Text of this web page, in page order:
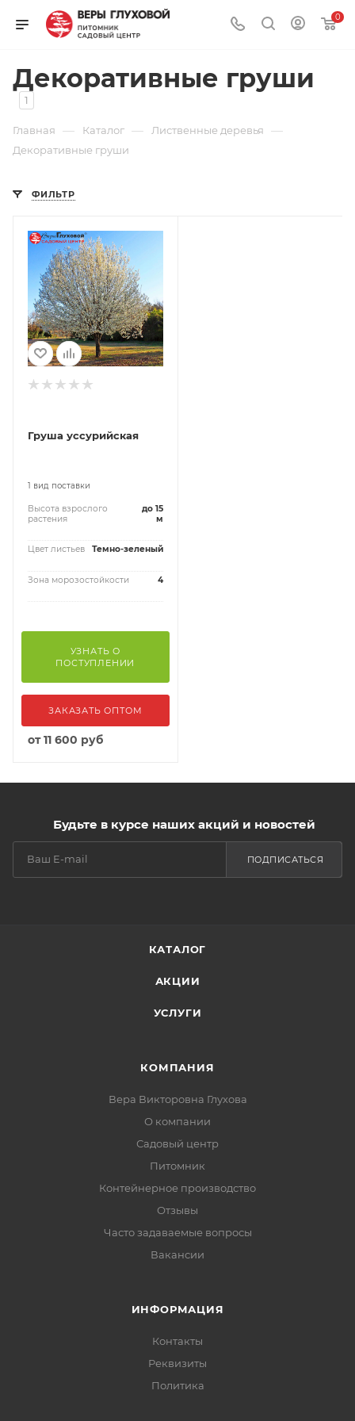
0
Декоративные груши
1
Главная — Каталог — Лиственные деревья —
Декоративные груши
ФИЛЬТР
Груша уссурийская
1 вид поставки
Высота взрослого
растения
до 15
м
Цвет листьев Темно-зеленый
Зона морозостойкости 4
УЗНАТЬ О
ПОСТУПЛЕНИИ
ЗАКАЗАТЬ ОПТОМ
от11 600 руб
Будьте в курсе наших акций и новостей
ПОДПИСАТЬСЯ
КАТАЛОГ
АКЦИИ
УСЛУГИ
КОМПАНИЯ
Вера Викторовна Глухова
О компании
Садовый центр
Питомник
Контейнерное производство
Отзывы
Часто задаваемые вопросы
Вакансии
ИНФОРМАЦИЯ
Контакты
Реквизиты
Политика